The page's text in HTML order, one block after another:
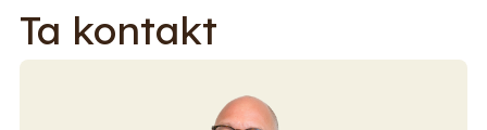
Ta kontakt